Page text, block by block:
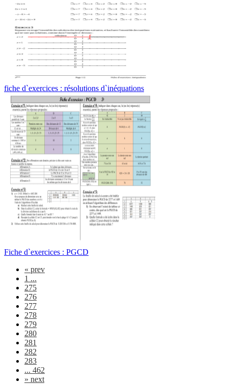
fiche d`exercices : résolutions d`inéquations
Fiche d`exercices : PGCD
« prev
1 ...
275
276
277
278
279
280
281
282
283
... 462
» next